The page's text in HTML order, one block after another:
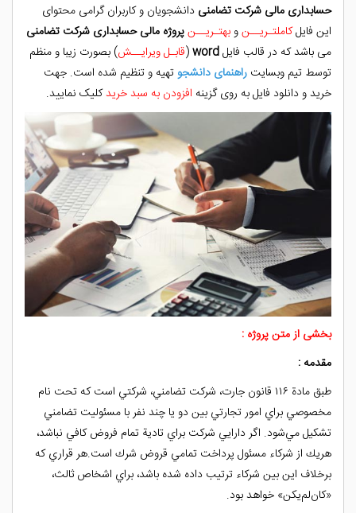
حسابداری مالی شرکت تضامنی دانشجویان و کاربران گرامی محتوای
این فایلکاملتـریــنو بهتـریــنپروژه مالی حسابداری شرکت تضامنی
می باشد که در قالب فایلword
(قابـل ویرایــش) بصورت زیبا و منظم
توسط تیم وبسایت راهنمای دانشجوتهیه و تنظیم شده است. جهت
خرید و دانلود فایل به روی گزینه افزودن به سبد خریدکلیک نمایید.
بخشی از متن پروژه :
مقدمه :
طبق مادة ۱۱۶ قانون جارت، شركت تضامني، شركتي است كه تحت نام
مخصوصي براي امور تجارتي بين دو يا چند نفر با مسئوليت تضامني
تشكيل مي‌شود. اگر دارايي شركت براي تادية تمام فروض كافي نباشد،
هريك از شركاء مسئول پرداخت تمامي قروض شرك است.هر قراري كه
برخلاف اين بين شركاء ترتيب داده شده باشد، براي اشخاص ثالث،
«كان‌لم‌يكن» خواهد بود.